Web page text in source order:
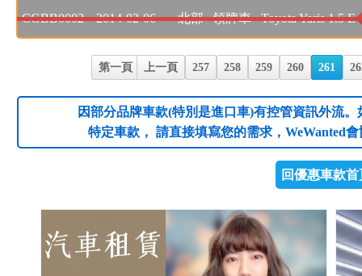
CGBB0002 2014-02-06 北部 領牌車 Toyota Yaris 1.5 E
第一頁 上一頁 257 258 259 260 261
因部分品牌車款(特別是進口車)有控管資訊外流
特定車款， 請直接填寫您的需求，WeWanted
回優惠車款首